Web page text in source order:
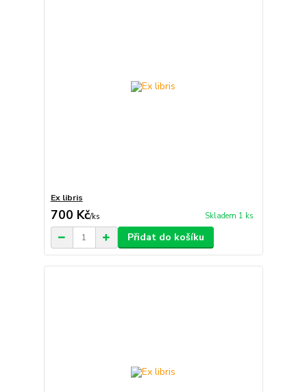
Ex libris
700 Kč/ks Skladem 1 ks
Přidat do košíku